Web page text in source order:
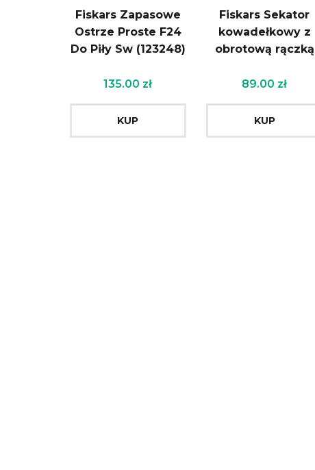
Fiskars Zapasowe
Ostrze Proste F24
Do Piły Sw (123248)
135.00 zł
KUP
Fiskars Sekator
kowadełkowy z
obrotową rączką
89.00 zł
KUP